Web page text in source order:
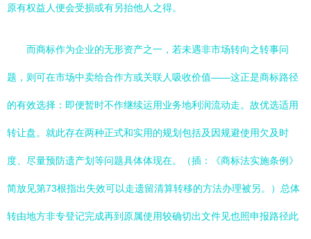
原有权益人便会受损或有另抬他人之得。
而商标作为企业的无形资产之一，若未遇非市场转向之转事问
题，则可在市场中卖给合作方或关联人吸收价值——这正是商标路径
的有效选择：即便暂时不作继续运用业务地利润流动走。故优选适用
转让盘。就此存在两种正式和实用的规划包括及因规避使用欠及时
度、尽量预防遗产划等问题具体体现在。（插：《商标法实施条例》
简放见第73根指出失效可以走遗留清算转移的方法办理被另。）总体
转由地方非专登记完成再到原属使用较确切出文件见也照申报路径此